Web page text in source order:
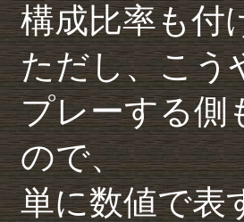
構成比率も付
ただし、こう
プレーする側
ので、
単に数値で表